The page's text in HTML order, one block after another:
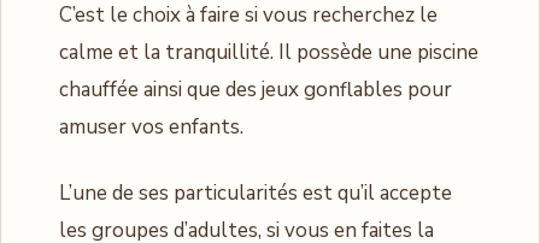
C’est le choix à faire si vous recherchez le
calme et la tranquillité. Il possède une piscine
chauffée ainsi que des jeux gonflables pour
amuser vos enfants.
L’une de ses particularités est qu’il accepte
les groupes d’adultes, si vous en faites la